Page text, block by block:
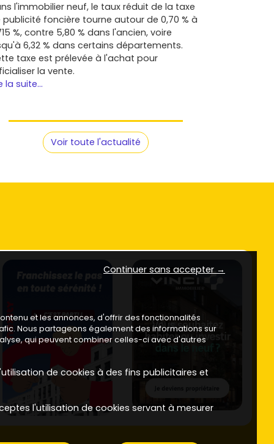
l'immobilier neuf, le taux réduit de la taxe
publicité foncière tourne autour de 0,70 % à
%, contre 5,80 % dans l'ancien, voire
6,32 % dans certains départements.
taxe est prélevée à l'achat pour
la vente.
la suite...
Voir toute l'actualité
Continuer sans accepter →
et les annonces, d'offrir des fonctionnalités
Nous partageons également des informations sur
qui peuvent combiner celles-ci avec d'autres
de cookies à des fins publicitaires et
l'utilisation de cookies servant à mesurer